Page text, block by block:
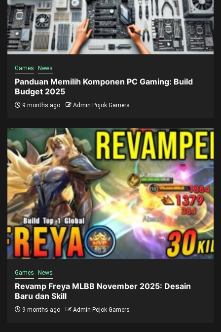
Games News
Panduan Memilih Komponen PC Gaming: Build
Budget 2025
9 months ago Admin Pojok Gamers
Games News
Revamp Freya MLBB November 2025: Desain
Baru dan Skill
9 months ago Admin Pojok Gamers